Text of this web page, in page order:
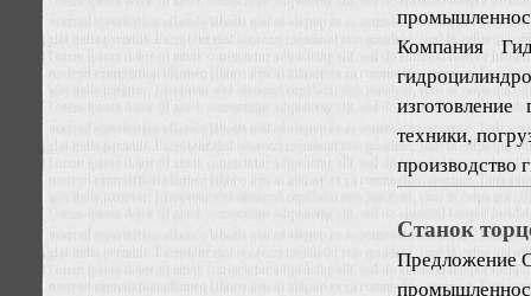
Компания
техники,
производство
Станок
Предложение